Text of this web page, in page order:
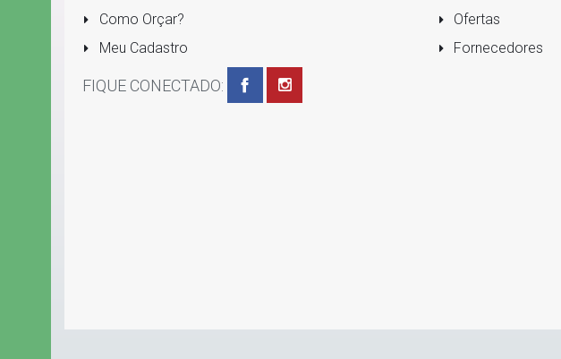
Como Orçar?
Meu Cadastro
FIQUE CONECTADO:
Ofertas
Fornecedores